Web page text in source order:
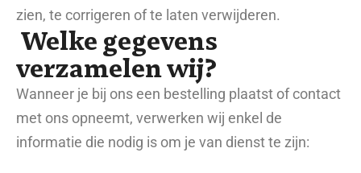
zien, te corrigeren of te laten verwijderen.
Welke gegevens
verzamelen wij?
Wanneer je bij ons een bestelling plaatst of contact
met ons opneemt, verwerken wij enkel de
informatie die nodig is om je van dienst te zijn: